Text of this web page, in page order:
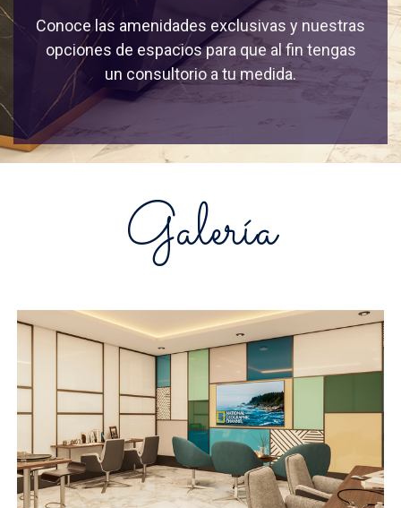
Conoce las amenidades exclusivas y nuestras
opciones de espacios para que al fin tengas
un consultorio a tu medida.
Galería